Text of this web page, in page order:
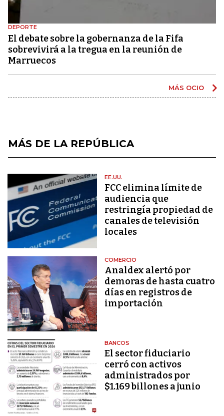
DEPORTE
El debate sobre la gobernanza de la Fifa
sobrevivirá a la tregua en la reunión de
Marruecos
MÁS OCIO
MÁS DE LA REPÚBLICA
EE.UU.
FCC elimina límite de
audiencia que
restringía propiedad de
canales de televisión
locales
COMERCIO
Analdex alertó por
demoras de hasta cuatro
días en registros de
importación
BANCOS
El sector fiduciario
cerró con activos
administrados por
$1.169 billones a junio